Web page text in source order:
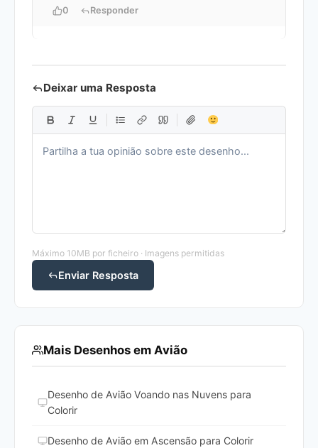
0 Responder
Deixar uma Resposta
Máximo 10MB por ficheiro · Imagens permitidas
Enviar Resposta
Mais Desenhos em Avião
Desenho de Avião Voando nas Nuvens para
Colorir
Desenho de Avião em Ascensão para Colorir